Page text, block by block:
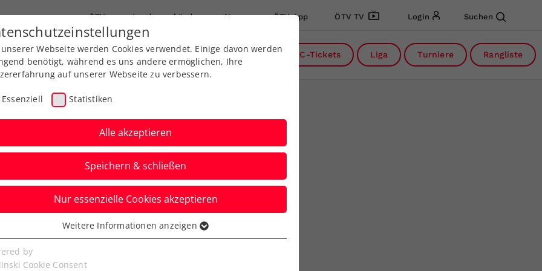
ÖTV Landesverbände News ÖTV App ÖTV TV Login Suchen
Ausbildung Services Über uns FAQ DC-Tickets Liga Turniere Rangliste
für
Webseite werden Cookies verwendet. Einige davon werden
benötigt, während es uns andere ermöglichen, Ihre
auf unserer Webseite zu verbessern.
Essenziell Statistiken
Alle akzeptieren
Speichern & schließen
Nur essenzielle Cookies akzeptieren
Cookies werden für grundlegende Funktionen der
benötigt. Dadurch ist gewährleistet, dass die Webseite
Weitere Informationen anzeigen
by
Cookie Consent